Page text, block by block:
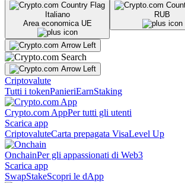
Italiano
Area economica UE
RUB
Criptovalute
Tutti i tokenPanieriEarnStaking
Crypto.com AppPer tutti gli utenti
Scarica app
CriptovaluteCarta prepagata VisaLevel Up
OnchainPer gli appassionati di Web3
Scarica app
SwapStakeScopri le dApp